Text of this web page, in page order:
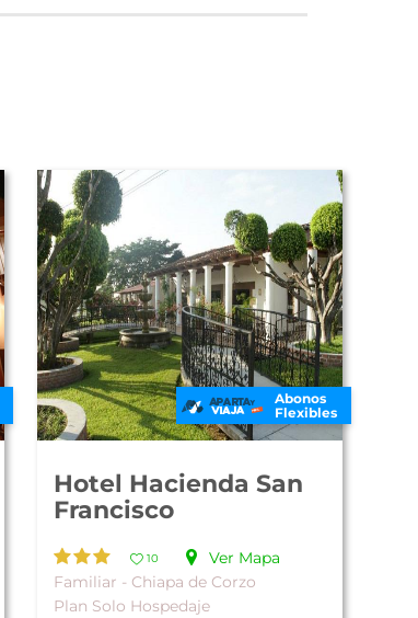
Abonos
Flexibles
Hotel Hacienda San
Francisco
10
Ver Mapa
Familiar - Chiapa de Corzo
Plan Solo Hospedaje